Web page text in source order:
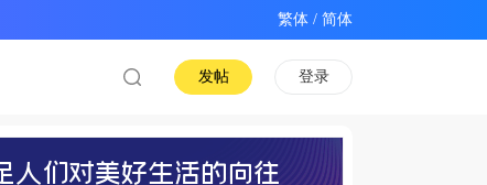
/
登录
发帖